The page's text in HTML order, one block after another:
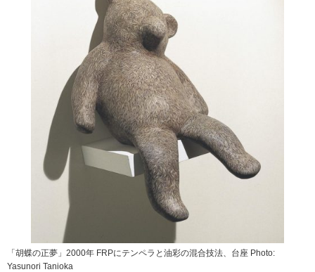
「胡蝶の正夢」2000年 FRPにテンペラと油彩の混合技法、台座 Photo:
Yasunori Tanioka